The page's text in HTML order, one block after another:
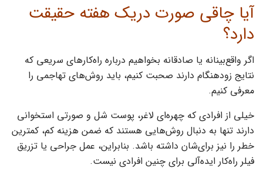
آیا چاقی صورت دریک هفته حقیقت
دارد؟
اگر واقع‌بینانه یا صادقانه بخواهیم درباره راه‌کارهای سریعی که
نتایج زودهنگام دارند صحبت کنیم، باید روش‌های تهاجمی را
معرفی کنیم.
خیلی از افرادی که چهره‌ای لاغر، پوست شل و صورتی استخوانی
دارند تنها به دنبال روش‌هایی هستند که ضمن هزینه کم، کمترین
خطر را نیز برای‌شان داشته باشد‌. بنابراین، عمل جراحی یا تزریق
فیلر راه‌کار ایده‌آلی برای چنین افرادی نیست.